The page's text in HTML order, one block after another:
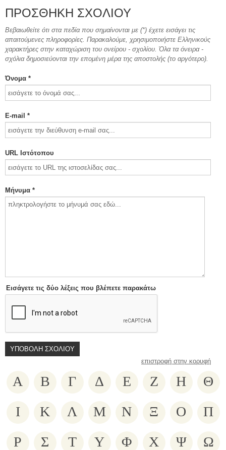
ΠΡΟΣΘΉΚΗ ΣΧΟΛΊΟΥ
Βεβαιωθείτε ότι στα πεδία που σημαίνονται με (*) έχετε εισάγει τις
απαιτούμενες πληροφορίες. Παρακαλούμε, χρησιμοποιήστε Ελληνικούς
χαρακτήρες στην καταχώριση του ονείρου - σχολίου. Όλα τα όνειρα -
σχόλια δημοσιεύονται την επομένη μέρα της αποστολής (το αργότερο).
Όνομα *
E-mail *
URL Ιστότοπου
Μήνυμα *
Εισάγετε τις δύο λέξεις που βλέπετε παρακάτω
επιστροφή στην κορυφή
Α Β Γ Δ Ε Ζ Η Θ
Ι Κ Λ Μ Ν Ξ Ο Π
Ρ Σ Τ Υ Φ Χ Ψ Ω